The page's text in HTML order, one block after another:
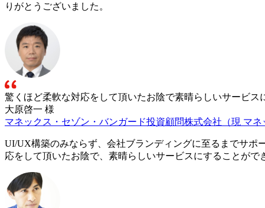
りがとうございました。
驚くほど柔軟な対応をして頂いたお陰で素晴らしいサービス
大原啓一 様
マネックス・セゾン・バンガード投資顧問株式会社（現 マ
UI/UX構築のみならず、会社ブランディングに至るまでサ
応をして頂いたお陰で、素晴らしいサービスにすることがで